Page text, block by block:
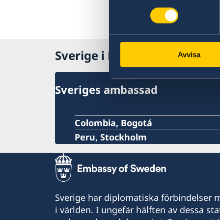
Avvisa
Sverige i Peru
Sveriges ambassad
Colombia, Bogotá
Peru, Stockholm
Sverige har diplomatiska förbindelser
i världen. I ungefär hälften av dessa